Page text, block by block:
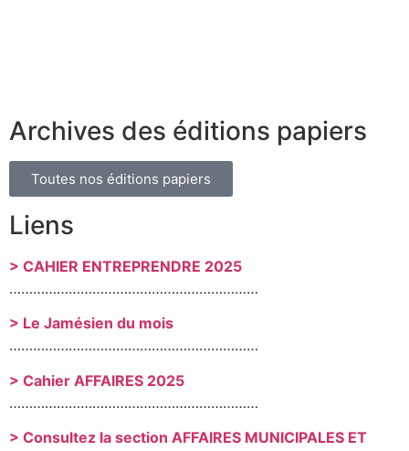
Archives des éditions papiers
Toutes nos éditions papiers
Liens
> CAHIER ENTREPRENDRE 2025
………………………………………………………
> Le Jamésien du mois
………………………………………………………
> Cahier AFFAIRES 2025
………………………………………………………
> Consultez la section AFFAIRES MUNICIPALES ET